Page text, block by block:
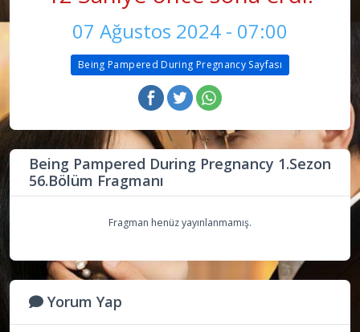
07 Ağustos 2024 - 07:00
Being Pampered During Pregnancy Sayfası
Being Pampered During Pregnancy 1.Sezon
56.Bölüm Fragmanı
Fragman henüz yayınlanmamış.
Yorum Yap